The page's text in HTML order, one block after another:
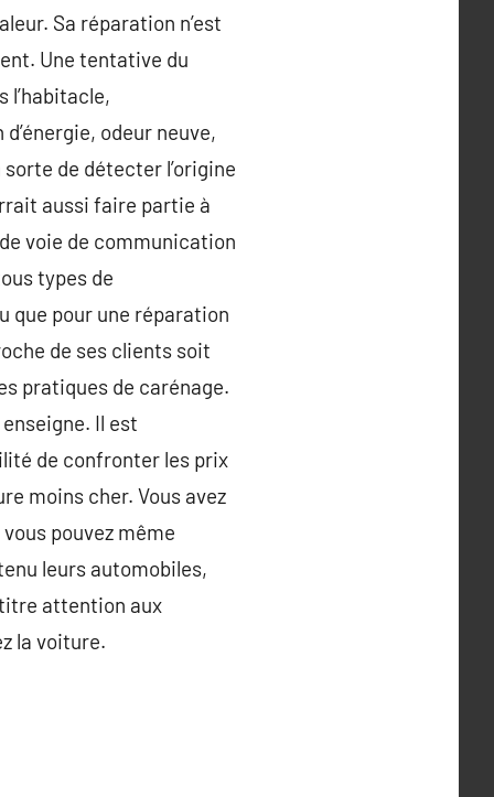
Sa réparation n’est
Une tentative du
l’habitacle,
odeur neuve,
de détecter l’origine
aussi faire partie à
voie de communication
types de
que pour une réparation
de ses clients soit
pratiques de carénage.
Il est
de confronter les prix
moins cher. Vous avez
pouvez même
leurs automobiles,
attention aux
la voiture.